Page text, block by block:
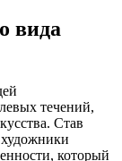
вида
течений,
Став
который